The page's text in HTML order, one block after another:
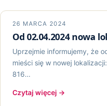
26 MARCA 2024
Od 02.04.2024 nowa
Uprzejmie informujemy, że
mieści się w nowej
816…
Czytaj więcej →